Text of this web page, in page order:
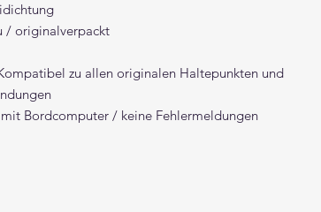
/ originalverpackt
zu allen originalen Haltepunkten und
Bordcomputer / keine Fehlermeldungen